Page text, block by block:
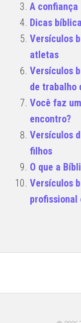
A
Dicas
Versículos
atletas
Versículos
de trabalho
Você faz
encontro?
Versículos
filhos
O que a
Versículos
profissional